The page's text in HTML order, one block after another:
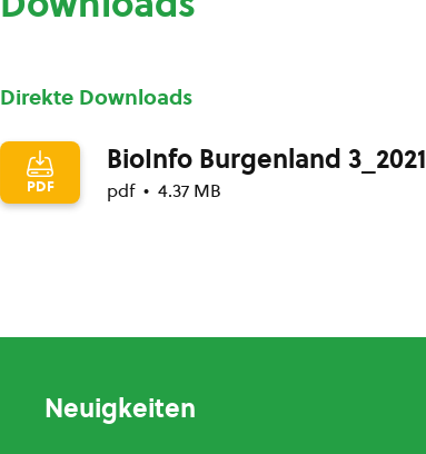
Direkte Downloads
PDF
BioInfo Burgenland 3_2021
pdf 4.37 MB
Neuigkeiten